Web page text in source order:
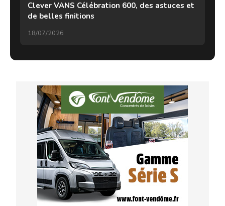
Clever VANS Célébration 600, des astuces et
de belles finitions
18/07/2026